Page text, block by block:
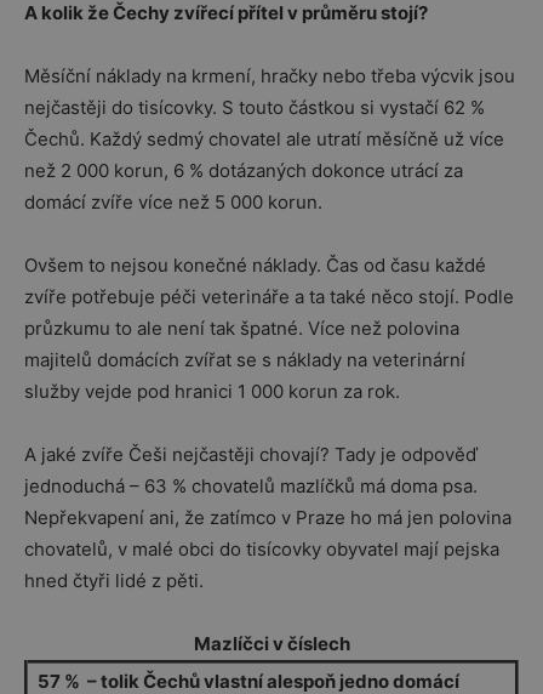
A kolik že Čechy zvířecí přítel v průměru stojí?
Měsíční náklady na krmení, hračky nebo třeba výcvik jsou
nejčastěji do tisícovky. S touto částkou si vystačí 62 %
Čechů. Každý sedmý chovatel ale utratí měsíčně už více
než 2 000 korun, 6 % dotázaných dokonce utrácí za
domácí zvíře více než 5 000 korun.
Ovšem to nejsou konečné náklady. Čas od času každé
zvíře potřebuje péči veterináře a ta také něco stojí. Podle
průzkumu to ale není tak špatné. Více než polovina
majitelů domácích zvířat se s náklady na veterinární
služby vejde pod hranici 1 000 korun za rok.
A jaké zvíře Češi nejčastěji chovají? Tady je odpověď
jednoduchá – 63 % chovatelů mazlíčků má doma psa.
Nepřekvapení ani, že zatímco v Praze ho má jen polovina
chovatelů, v malé obci do tisícovky obyvatel mají pejska
hned čtyři lidé z pěti.
Mazlíčci včíslech
57 % – tolik Čechů vlastní alespoň jedno domácí